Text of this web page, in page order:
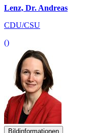
Lenz, Dr. Andreas
CDU/CSU
()
Bildinformationen